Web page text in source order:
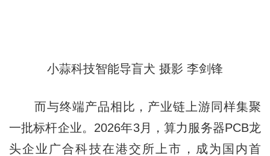
小蒜科技智能导盲犬 摄影 李剑锋
而与终端产品相比，产业链上游同样集聚
一批标杆企业。2026年3月，算力服务器PCB龙
头企业广合科技在港交所上市，成为国内首